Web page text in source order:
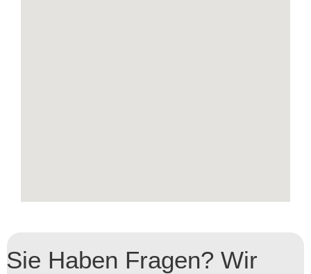
Sie Haben Fragen? Wir